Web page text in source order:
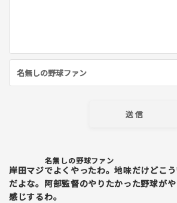
名無しの野球ファン
岸田マジでよくやったわ。地味だけどこ
だよな。阿部監督のやりたかった野球が
感じするわ。